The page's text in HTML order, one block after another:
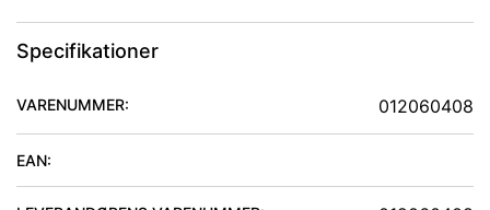
Specifikationer
VARENUMMER: 012060408
EAN: